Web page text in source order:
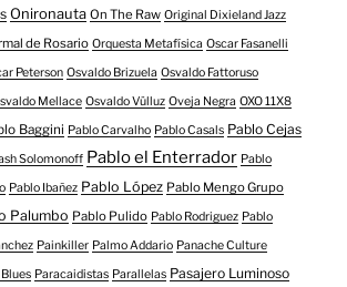
Onironauta On The Raw Original Dixieland Jazz
de Rosario Orquesta Metafísica Oscar Fasanelli
Peterson Osvaldo Brizuela Osvaldo Fattoruso
Mellace Osvaldo Vülluz Oveja Negra OXO 11X8
Baggini Pablo Carvalho Pablo Casals Pablo Cejas
Solomonoff Pablo el Enterrador Pablo
Pablo Ibañez Pablo López Pablo Mengo Grupo
Palumbo Pablo Pulido Pablo Rodriguez Pablo
Painkiller Palmo Addario Panache Culture
Paracaidistas Parallelas Pasajero Luminoso